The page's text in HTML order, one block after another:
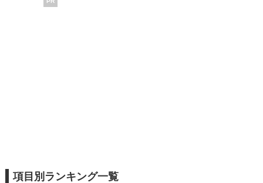
項目別ランキング一覧